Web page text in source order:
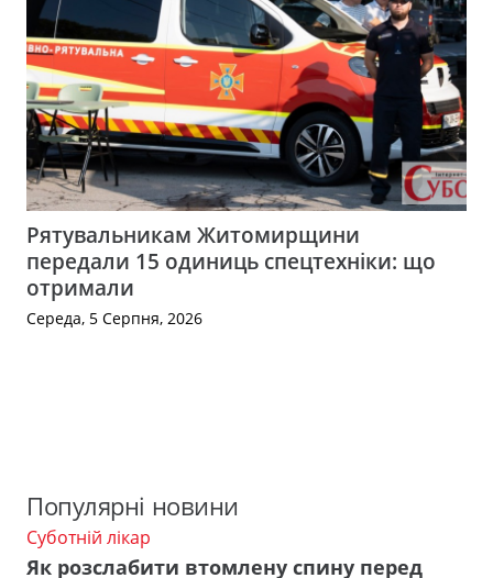
Рятувальникам Житомирщини
передали 15 одиниць спецтехніки: що
отримали
Середа, 5 Серпня, 2026
Популярні новини
Суботній лікар
Як розслабити втомлену спину перед